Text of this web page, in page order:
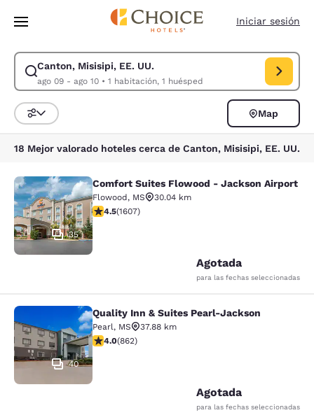
Saltar A Contenido Principal
Iniciar sesión
Canton, Misisipi, EE. UU.
ago 09 - ago 10• 1 habitación, 1 huésped
Modificar búsqueda para Canton, Misisipi, EE. UU.. Fecha de entrada
Ordenar y filtrar
Map
18 Mejor valorado hoteles cerca de Canton, Misisipi, EE. UU.
Comfort Suites Flowood - Jackson
35
Comfort Suites Flowood - Jackson Airport
Flowood, MS
30.04 km
Calificación de 4.49 estrellas. Excelente. 1607 reseñas
4.5(1607)
Agotada
para las fechas seleccionadas
Quality Inn & Suites Pearl-Jackson
40
Quality Inn & Suites Pearl-Jackson
Pearl, MS
37.88 km
Calificación de 4.02 estrellas. Muy bueno. 862 reseñas
4.0(862)
Agotada
para las fechas seleccionadas